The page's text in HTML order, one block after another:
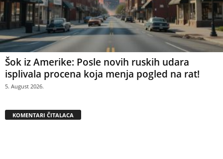
Šok iz Amerike: Posle novih ruskih udara
isplivala procena koja menja pogled na rat!
5. August 2026.
KOMENTARI ČITALACA